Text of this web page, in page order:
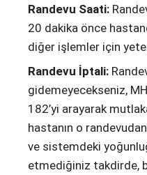
Randevu Saati:
20 dakika önce
diğer işlemler için
Randevu İptali:
gidemeyecekseniz,
182’yi arayarak
hastanın o
ve sistemdeki
etmediğiniz takdirde,